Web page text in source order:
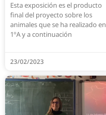
Esta exposición es el producto
final del proyecto sobre los
animales que se ha realizado en
1ºA y a continuación
23/02/2023